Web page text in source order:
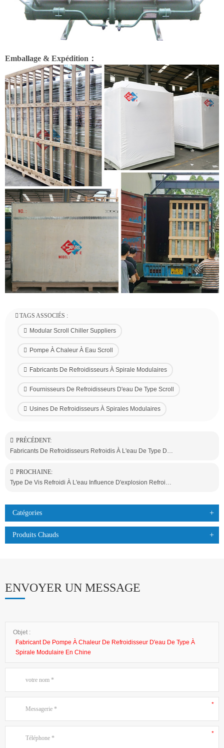
Emballage & Expédition：
TAGS ASSOCIÉS :
Modular Scroll Chiller Suppliers
Pompe À Chaleur À Eau Scroll
Fabricants De Refroidisseurs À Spirale Modulaires
Fournisseurs De Refroidisseurs D'eau De Type Scroll
Usines De Refroidisseurs À Spirales Modulaires
PRÉCÉDENT:
Fabricants De Refroidisseurs Refroidis À L'eau De Type Défilement Modulaire En Chine
PROCHAINE:
Type De Vis Refroidi À L'eau Influence D'explosion Refroidisseur
Catégories
Produits Chauds
ENVOYER UN MESSAGE
Objet :
Fabricant De Pompe À Chaleur De Refroidisseur D'eau De Type À
Spirale Modulaire En Chine